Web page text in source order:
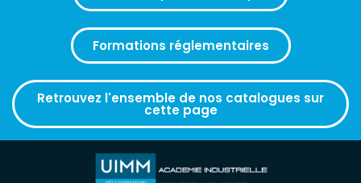
Formations réglementaires
Retrouvez l'ensemble de nos catalogues sur
cette page